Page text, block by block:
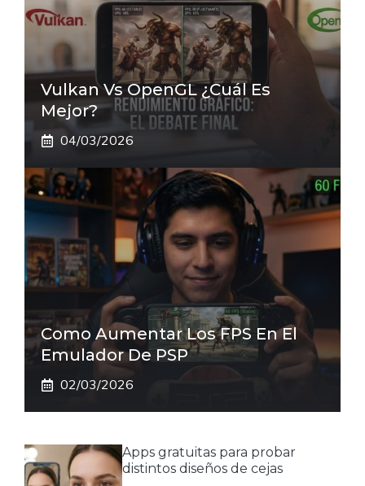
Vulkan Vs OpenGL ¿Cuál Es
Mejor?
04/03/2026
Como Aumentar Los FPS En El
Emulador De PSP
02/03/2026
Apps gratuitas para probar
distintos diseños de cejas